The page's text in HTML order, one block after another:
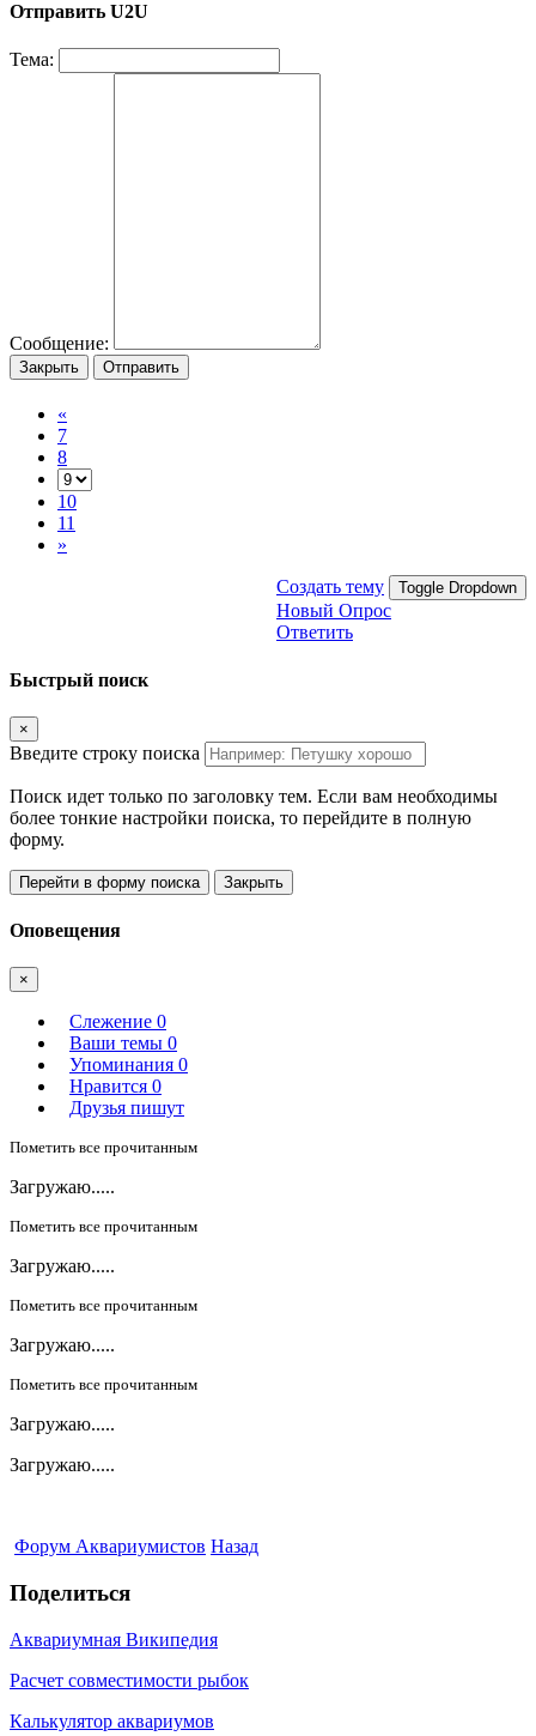
Отправить U2U
Тема:
Сообщение:
Закрыть Отправить
«
7
8
10
11
»
Создать тему Toggle Dropdown
Новый Опрос
Ответить
Быстрый поиск
×
Введите строку поиска
Поиск идет только по заголовку тем. Если вам необходимы
более тонкие настройки поиска, то перейдите в полную
форму.
Перейти в форму поиска Закрыть
Оповещения
×
Слежение 0
Ваши темы 0
Упоминания 0
Нравится 0
Друзья пишут
Пометить все прочитанным
Загружаю.....
Пометить все прочитанным
Загружаю.....
Пометить все прочитанным
Загружаю.....
Пометить все прочитанным
Загружаю.....
Загружаю.....
Форум Аквариумистов Назад
Поделиться
Аквариумная Википедия
Расчет совместимости рыбок
Калькулятор аквариумов